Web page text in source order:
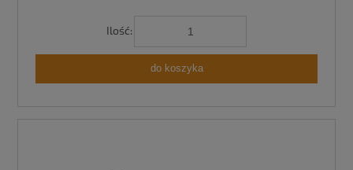
Ilość:
do koszyka